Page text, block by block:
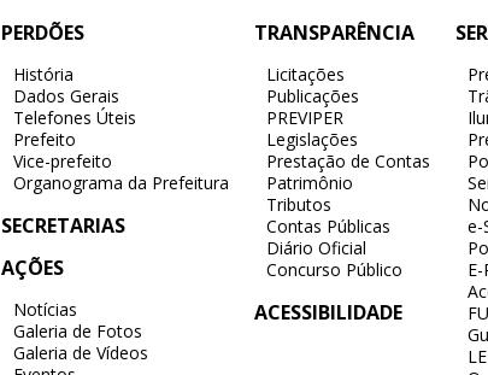
PERDÕES
História
Dados Gerais
Telefones Úteis
Prefeito
Vice-prefeito
Organograma da Prefeitura
SECRETARIAS
AÇÕES
Notícias
Galeria de Fotos
Galeria de Vídeos
TRANSPARÊNCIA
Licitações
Publicações
PREVIPER
Legislações
Prestação de Contas
Patrimônio
Tributos
Contas Públicas
Diário Oficial
Concurso Público
ACESSIBILIDADE
e-
E-